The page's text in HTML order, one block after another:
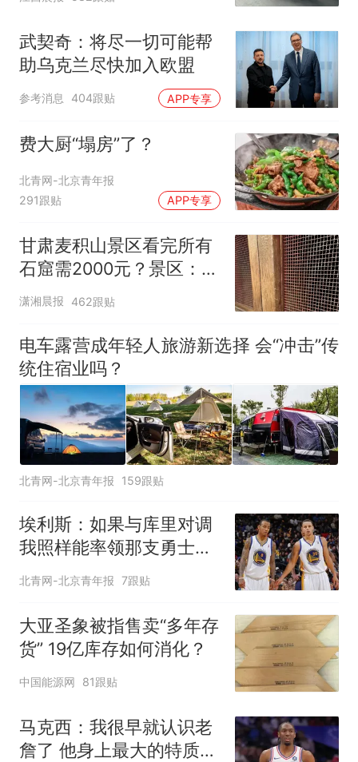
武契奇：将尽一切可能帮
助乌克兰尽快加入欧盟
参考消息 404跟贴 APP专享
费大厨“塌房”了？
北青网-北京青年报
291跟贴
APP专享
甘肃麦积山景区看完所有
石窟需2000元？景区：部
分石窟受特别保护，游客
潇湘晨报 462跟贴
电车露营成年轻人旅游新选择 会“冲击”传
统住宿业吗？
北青网-北京青年报 159跟贴
埃利斯：如果与库里对调
我照样能率领那支勇士取
得现在的成就
北青网-北京青年报 7跟贴
大亚圣象被指售卖“多年存
货” 19亿库存如何消化？
中国能源网 81跟贴
马克西：我很早就认识老
詹了 他身上最大的特质就